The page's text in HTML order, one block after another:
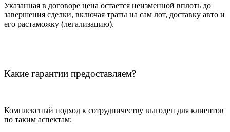
Указанная в договоре цена остается неизменной вплоть до
завершения сделки, включая траты на сам лот, доставку авто и
его растаможку (легализацию).
Какие гарантии предоставляем?
Комплексный подход к сотрудничеству выгоден для клиентов
по таким аспектам: